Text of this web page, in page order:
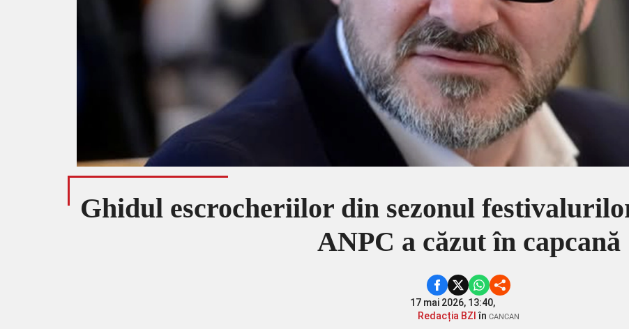
Ghidul escrocheriilor din sezonul
ANPC a căzut în capcană
17 mai 2026, 13:40,
Redacția BZI în CANCAN